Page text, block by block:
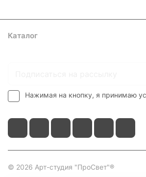
Каталог
Нажимая на кнопку, я принимаю
© 2026 Арт-студия "ПроСвет"®